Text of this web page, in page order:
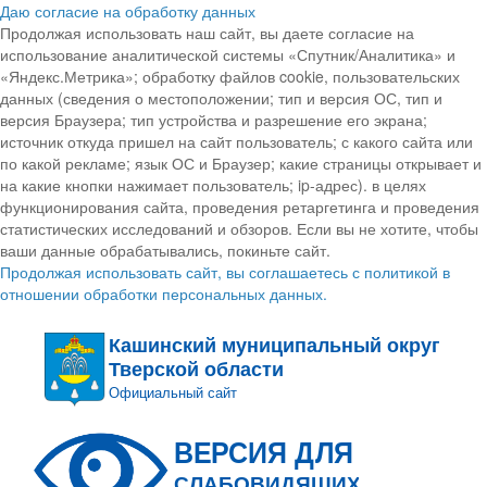
Даю согласие на обработку данных
Продолжая использовать наш сайт, вы даете согласие на
использование аналитической системы «Спутник/Аналитика» и
«Яндекс.Метрика»; обработку файлов cookie, пользовательских
данных (сведения о местоположении; тип и версия ОС, тип и
версия Браузера; тип устройства и разрешение его экрана;
источник откуда пришел на сайт пользователь; с какого сайта или
по какой рекламе; язык ОС и Браузер; какие страницы открывает и
на какие кнопки нажимает пользователь; ip-адрес). в целях
функционирования сайта, проведения ретаргетинга и проведения
статистических исследований и обзоров. Если вы не хотите, чтобы
ваши данные обрабатывались, покиньте сайт.
Продолжая использовать сайт, вы соглашаетесь с политикой в
отношении обработки персональных данных.